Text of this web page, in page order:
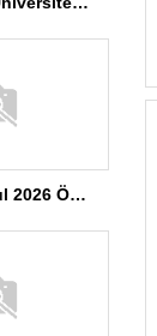
Fantasİstanbul 2026 Ödül Töreni Yapıldı